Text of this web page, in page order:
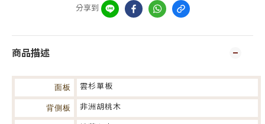
分享到
商品描述
面板 雲杉單板
背側板 非洲胡桃木